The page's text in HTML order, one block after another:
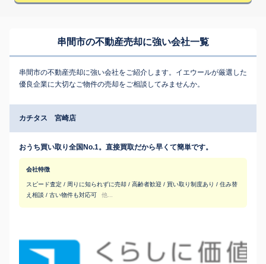
串間市の不動産売却に強い会社一覧
串間市の不動産売却に強い会社をご紹介します。イエウールが厳選した
優良企業に大切なご物件の売却をご相談してみませんか。
カチタス 宮崎店
おうち買い取り全国No.1。直接買取だから早くて簡単です。
会社特徴
スピード査定 / 周りに知られずに売却 / 高齢者歓迎 / 買い取り制度あり / 住み替
え相談 / 古い物件も対応可
他...